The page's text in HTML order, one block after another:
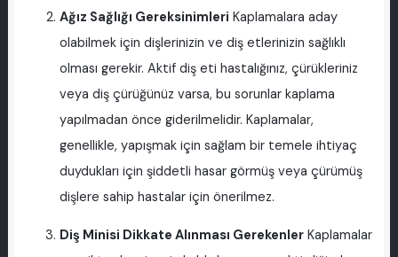
Ağız Sağlığı Gereksinimleri Kaplamalara aday
olabilmek için dişlerinizin ve diş etlerinizin sağlıklı
olması gerekir. Aktif diş eti hastalığınız, çürükleriniz
veya diş çürüğünüz varsa, bu sorunlar kaplama
yapılmadan önce giderilmelidir. Kaplamalar,
genellikle, yapışmak için sağlam bir temele ihtiyaç
duydukları için şiddetli hasar görmüş veya çürümüş
dişlere sahip hastalar için önerilmez.
Diş Minisi Dikkate Alınması GerekenlerKaplamalar